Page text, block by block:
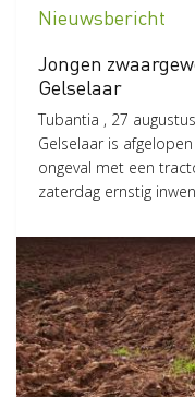
Pagina
Status
Nieuw
Nieuwsbericht
Jongen
Gelselaar
Tubantia , 27
Gelselaar is
ongeval met een
zaterdag ernstig